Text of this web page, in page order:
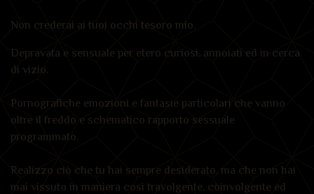
Non crederai ai tuoi occhi tesoro mio.
Depravata e sensuale per etero curiosi, annoiati ed in cerca
di vizio.
Pornografiche emozioni e fantasie particolari che vanno
oltre il freddo e schematico rapporto sessuale
programmato.
Realizzo ciò che tu hai sempre desiderato, ma che non hai
mai vissuto in maniera così travolgente, coinvolgente ed